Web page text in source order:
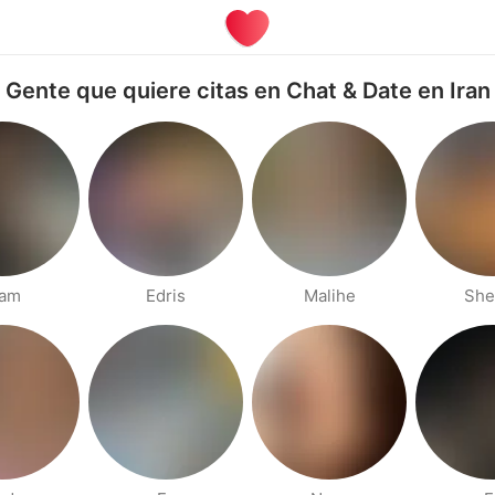
Gente que quiere citas en Chat & Date en Iran
Edris Malihe